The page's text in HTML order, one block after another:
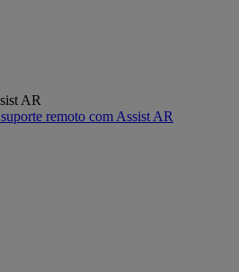
AR
remoto com Assist AR